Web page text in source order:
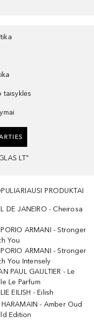
taisyklės
LT"
PRODUKTAI
DE JANEIRO - Cheirosa
ARMANI - Stronger
You
ARMANI - Stronger
You Intensely
PAUL GAULTIER - Le
Le Parfum
EILISH - Eilish
- Amber Oud
Edition